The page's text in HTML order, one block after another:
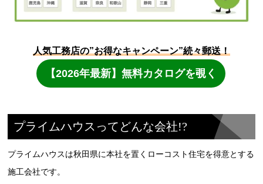
プライムハウスってどんな会社!?
プライムハウスは秋田県に本社を置くローコスト住宅を得意とする
施工会社です。